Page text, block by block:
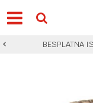
BESPLATNA